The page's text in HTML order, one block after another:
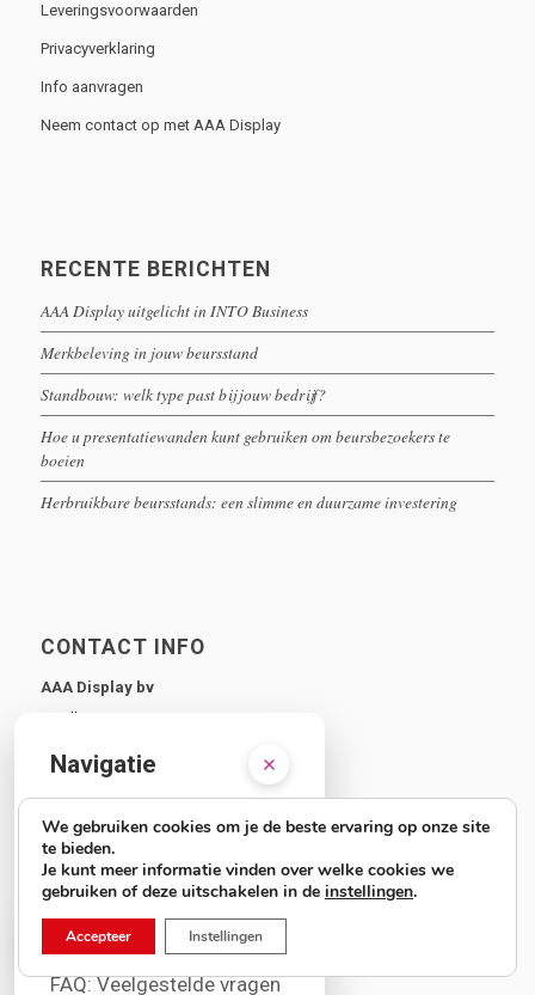
Leveringsvoorwaarden
Privacyverklaring
Info aanvragen
Neem contact op met AAA Display
RECENTE BERICHTEN
AAA Display uitgelicht in INTO Business
Merkbeleving in jouw beursstand
Standbouw: welk type past bij jouw bedrijf?
Hoe u presentatiewanden kunt gebruiken om beursbezoekers te
boeien
Herbruikbare beursstands: een slimme en duurzame investering
CONTACT INFO
AAA Display bv
Parellaan 30
020 26 191 89
Wij zijn bereikbaar op:
maandag t/m donderdag
9.00 tot 17.00 uur
We gebruiken cookies om je de beste ervaring op onze site
te bieden.
Je kunt meer informatie vinden over welke cookies we
gebruiken of deze uitschakelen in de instellingen.
Accepteer Instellingen
Navigatie
Voordelen
Assortiment
Keuzehulp
FAQ: Veelgestelde vragen